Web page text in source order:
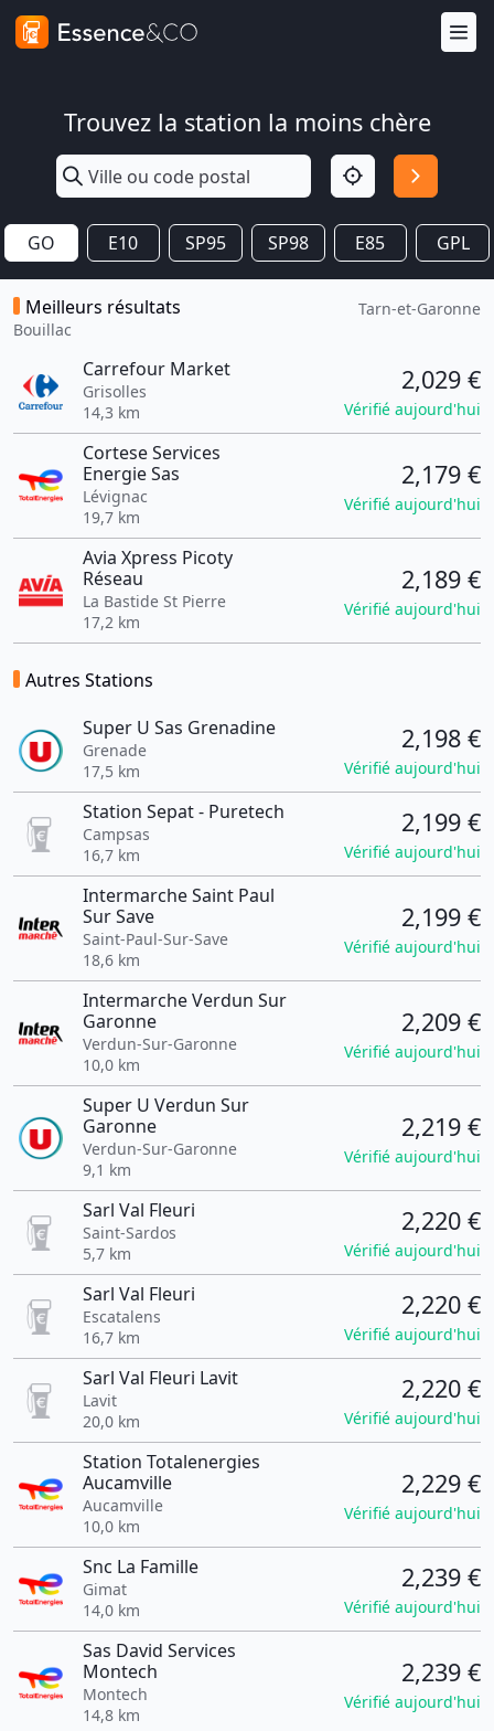
Trouvez la station la moins chère
GO E10 SP95 SP98 E85 GPL
Meilleurs résultats
Bouillac
Tarn-et-Garonne
Carrefour Market
Grisolles
14,3 km
2,029 €
Vérifié aujourd'hui
Cortese Services
Energie Sas
Lévignac
19,7 km
2,179 €
Vérifié aujourd'hui
Avia Xpress Picoty
Réseau
La Bastide St Pierre
17,2 km
2,189 €
Vérifié aujourd'hui
Autres Stations
Super U Sas Grenadine
Grenade
17,5 km
2,198 €
Vérifié aujourd'hui
Station Sepat - Puretech
Campsas
16,7 km
2,199 €
Vérifié aujourd'hui
Intermarche Saint Paul
Sur Save
Saint-Paul-Sur-Save
18,6 km
2,199 €
Vérifié aujourd'hui
Intermarche Verdun Sur
Garonne
Verdun-Sur-Garonne
10,0 km
2,209 €
Vérifié aujourd'hui
Super U Verdun Sur
Garonne
Verdun-Sur-Garonne
9,1 km
2,219 €
Vérifié aujourd'hui
Sarl Val Fleuri
Saint-Sardos
5,7 km
2,220 €
Vérifié aujourd'hui
Sarl Val Fleuri
Escatalens
16,7 km
2,220 €
Vérifié aujourd'hui
Sarl Val Fleuri Lavit
Lavit
20,0 km
2,220 €
Vérifié aujourd'hui
Station Totalenergies
Aucamville
Aucamville
10,0 km
2,229 €
Vérifié aujourd'hui
Snc La Famille
Gimat
14,0 km
2,239 €
Vérifié aujourd'hui
Sas David Services
Montech
Montech
14,8 km
2,239 €
Vérifié aujourd'hui